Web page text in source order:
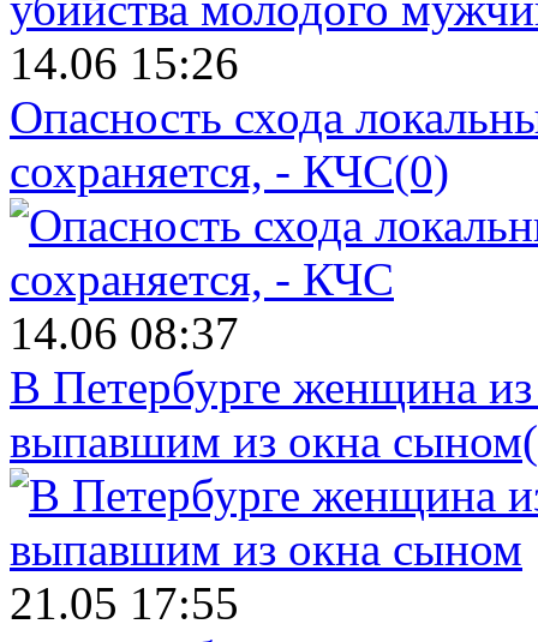
14.06 15:26
Опасность схода
сохраняется, - КЧС(0)
14.06 08:37
В Петербурге женщина
выпавшим из окна сыном
21.05 17:55